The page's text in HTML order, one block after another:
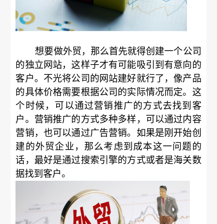
想要做外贸，那么首先就得创建一个公司
的独立网站，这样子才有可能吸引到有意向的
客户。不光将公司的网站建好就行了，像产品
的具体价格需要根据公司的实际情况而定。这
个时候，可以通过营销推广的方式去找到客
户。营销推广的方式多种多样，可以通过内容
营销，也可以通过广告营销。如果是刚开始创
建的外贸企业，那么考虑到成本这一问题的
话，最好是通过搜索引擎的方式或者是海关数
据找到客户。